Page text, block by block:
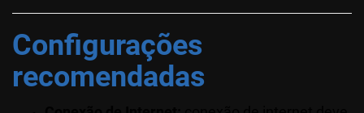
Configurações
recomendadas